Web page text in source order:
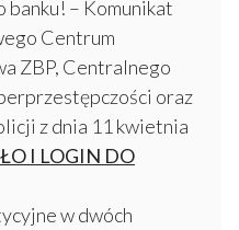
banku! – Komunikat
Centrum
ZBP, Centralnego
oraz
z dnia 11 kwietnia
I LOGIN DO
w dwóch